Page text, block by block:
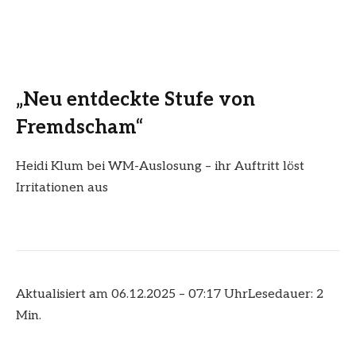
„Neu entdeckte Stufe von
Fremdscham“
Heidi Klum bei WM-Auslosung – ihr Auftritt löst
Irritationen aus
Aktualisiert am 06.12.2025 – 07:17 UhrLesedauer: 2
Min.